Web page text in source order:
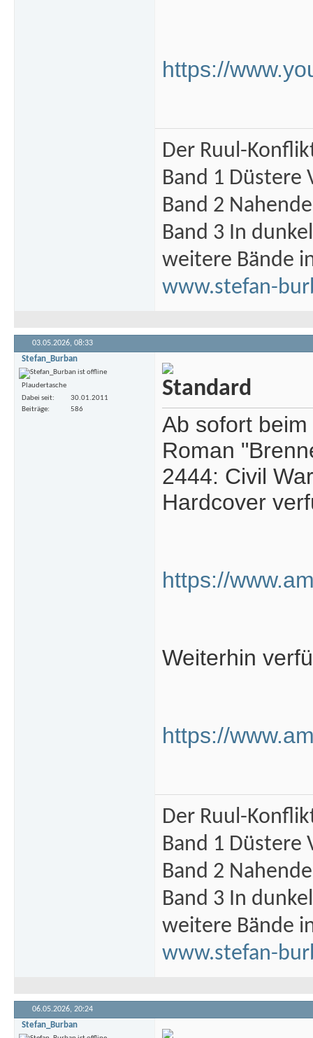
https://
Der Ruul-
Band 1 Düstere
Band 2
Band 3 In
weitere Bände
www.stefan-
03.05.2026, 08:33
Stefan_Burban
Plaudertasche
Dabei seit
30.01.2011
Beiträge
586
Ab sofort
Roman
2444: Civil
Hardcover
https://
Weiterhin
https://
Der Ruul-
Band 1 Düstere
Band 2
Band 3 In
weitere Bände
www.stefan-
06.05.2026, 20:24
Stefan_Burban